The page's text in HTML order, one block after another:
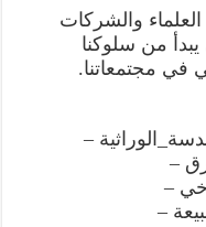
والشركات
من سلوكنا
في مجتمعاتنا.
–
–
–
–